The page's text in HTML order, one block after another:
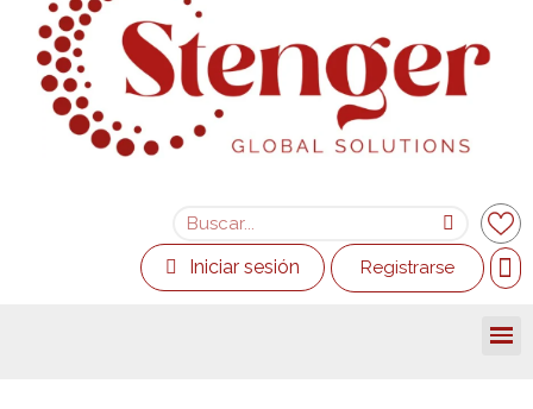
Iniciar sesión Registrarse